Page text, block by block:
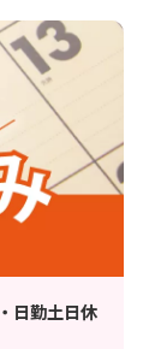
日勤土日休